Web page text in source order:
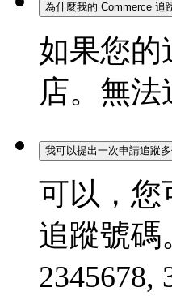
為什麼我的 Commerce 追
如果您的
店。無
我可以提出一次申請追蹤
可以，您
追蹤號碼
2345678,